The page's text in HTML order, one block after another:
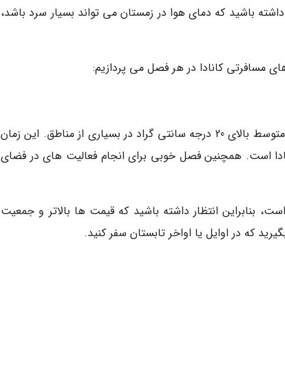
باشید که دمای هوا در زمستان می تواند بسیار سرد باشد،
مسافرتی کانادا در هر فصل می پردازیم:
تابستان گرم ترین و آفتابی ترین فصل کانادا است، با دمای متوسط ​​بالای 20 درجه سانتی گراد در بسیاری از مناطق. این زمان
است. همچنین فصل خوبی برای انجام فعالیت های در فضای
بنابراین انتظار داشته باشید که قیمت ها بالاتر و جمعیت
که در اوایل یا اواخر تابستان سفر کنید.